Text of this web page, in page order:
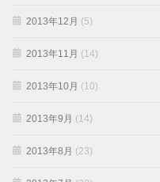
2013年12月 (5)
2013年11月 (14)
2013年10月 (10)
2013年9月 (14)
2013年8月 (23)